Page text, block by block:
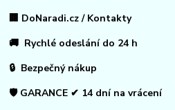
🏢 DoNaradi.cz / Kontakty
🚚 Rychlé odeslání do 24 h
🔒 Bezpečný nákup
🛡️ GARANCE ✔ 14 dní na vrácení